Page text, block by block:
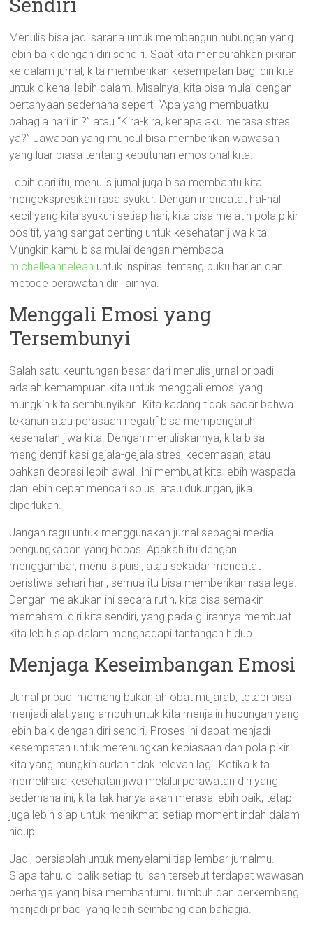
Menulis bisa jadi sarana untuk membangun hubungan yang
lebih baik dengan diri sendiri. Saat kita mencurahkan pikiran
ke dalam jurnal, kita memberikan kesempatan bagi diri kita
untuk dikenal lebih dalam. Misalnya, kita bisa mulai dengan
pertanyaan sederhana seperti “Apa yang membuatku
bahagia hari ini?” atau “Kira-kira, kenapa aku merasa stres
ya?” Jawaban yang muncul bisa memberikan wawasan
yang luar biasa tentang kebutuhan emosional kita.
Lebih dari itu, menulis jurnal juga bisa membantu kita
mengekspresikan rasa syukur. Dengan mencatat hal-hal
kecil yang kita syukuri setiap hari, kita bisa melatih pola pikir
positif, yang sangat penting untuk kesehatan jiwa kita.
Mungkin kamu bisa mulai dengan membaca
michelleanneleah untuk inspirasi tentang buku harian dan
metode perawatan diri lainnya.
Menggali Emosi yang
Tersembunyi
Salah satu keuntungan besar dari menulis jurnal pribadi
adalah kemampuan kita untuk menggali emosi yang
mungkin kita sembunyikan. Kita kadang tidak sadar bahwa
tekanan atau perasaan negatif bisa mempengaruhi
kesehatan jiwa kita. Dengan menuliskannya, kita bisa
mengidentifikasi gejala-gejala stres, kecemasan, atau
bahkan depresi lebih awal. Ini membuat kita lebih waspada
dan lebih cepat mencari solusi atau dukungan, jika
diperlukan.
Jangan ragu untuk menggunakan jurnal sebagai media
pengungkapan yang bebas. Apakah itu dengan
menggambar, menulis puisi, atau sekadar mencatat
peristiwa sehari-hari, semua itu bisa memberikan rasa lega.
Dengan melakukan ini secara rutin, kita bisa semakin
memahami diri kita sendiri, yang pada gilirannya membuat
kita lebih siap dalam menghadapi tantangan hidup.
Menjaga Keseimbangan Emosi
Jurnal pribadi memang bukanlah obat mujarab, tetapi bisa
menjadi alat yang ampuh untuk kita menjalin hubungan yang
lebih baik dengan diri sendiri. Proses ini dapat menjadi
kesempatan untuk merenungkan kebiasaan dan pola pikir
kita yang mungkin sudah tidak relevan lagi. Ketika kita
memelihara kesehatan jiwa melalui perawatan diri yang
sederhana ini, kita tak hanya akan merasa lebih baik, tetapi
juga lebih siap untuk menikmati setiap moment indah dalam
hidup.
Jadi, bersiaplah untuk menyelami tiap lembar jurnalmu.
Siapa tahu, di balik setiap tulisan tersebut terdapat wawasan
berharga yang bisa membantumu tumbuh dan berkembang
menjadi pribadi yang lebih seimbang dan bahagia.